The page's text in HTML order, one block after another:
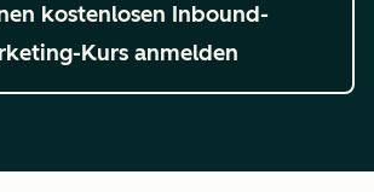
kostenlosen Inbound-
Kurs anmelden